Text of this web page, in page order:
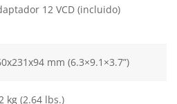
12 VCD (incluido)
mm (6.3×9.1×3.7”)
kg (2.64 lbs.)